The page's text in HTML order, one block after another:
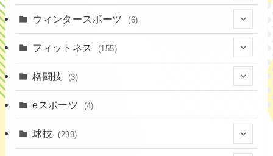
(2)
(4)
ウィンタースポーツ (6)
(6)
フィットネス (155)
(16)
格闘技 (3)
(3)
eスポーツ (4)
球技 (299)